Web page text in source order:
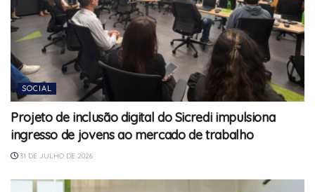
SOCIAL
Projeto de inclusão digital do Sicredi impulsiona
ingresso de jovens ao mercado de trabalho
31 DE JULHO DE 2026